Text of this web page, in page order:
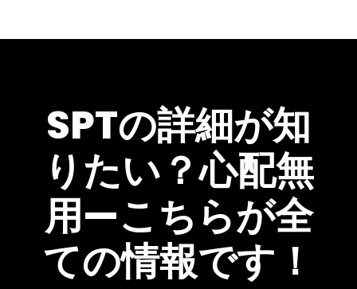
SPTの詳細が知
りたい？心配無
用—こちらが全
ての情報です！